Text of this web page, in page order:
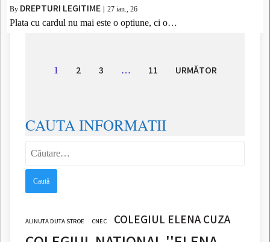
By DREPTURI LEGITIME | 27 ian., 26
Plata cu cardul nu mai este o optiune, ci o…
1 2 3 … 11 URMĂTOR
CAUTA INFORMATII
ALINUTA DUTA STROE CNEC COLEGIUL ELENA CUZA